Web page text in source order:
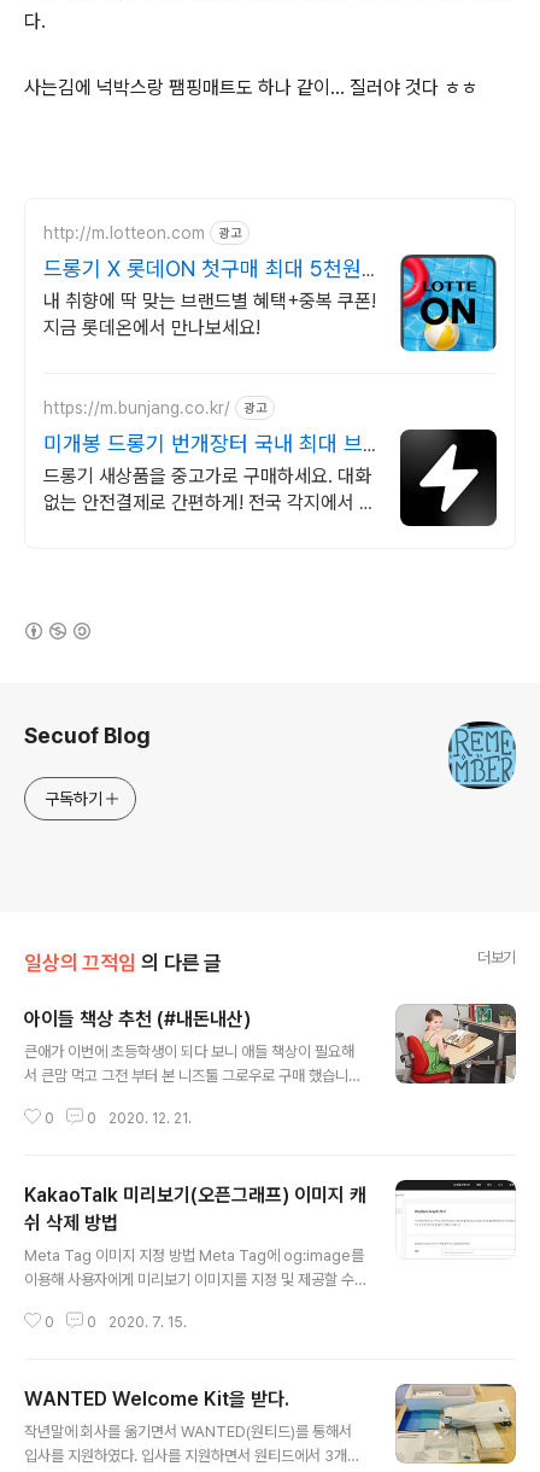
다.
사는김에 넉박스랑 팸핑매트도 하나 같이... 질러야 것다 ㅎㅎ
http://m.lotteon.com 광고
드롱기 X 롯데ON 첫구매 최대 5천원
혜택!
내 취향에 딱 맞는 브랜드별 혜택+중복 쿠폰!
지금 롯데온에서 만나보세요!
https://m.bunjang.co.kr/ 광고
미개봉 드롱기 번개장터 국내 최대 브
랜드 중고거래
드롱기 새상품을 중고가로 구매하세요. 대화
없는 안전결제로 간편하게! 전국 각지에서 올
Secuof Blog
구독하기
일상의 끄적임 의 다른 글 더보기
아이들 책상 추천 (#내돈내산)
큰애가 이번에 초등학생이 되다 보니 애들 책상이 필요해
서 큰맘 먹고 그전 부터 본 니즈툴 그로우로 구매 했습니다.
에 있어서 앉아서 사용할수 있는 부분을 모두 조정이 가능
조정이 잘되는 책상을 사주고 싶어서 애들 태어나기 전부
터 내가 가지고 싶어한 책상이었네요... ㅠㅜ 전 못사고 애
들에게.... 다른 비슷한 각도조절 되는 제품을들 봤는데 니
즈툴 그로우를 예전부터 맘에 두고 있었던 저에게는 성에
을때 발바닥이 평평하게 딛을수 있고 의자에 앉게 되면 자
0 0 2020. 12. 21.
KakaoTalk 미리보기(오픈그래프) 이미지 캐
쉬 삭제 방법
Meta Tag 이미지 지정 방법 Meta Tag에 og:image를
이용해 사용자에게 미리보기 이미지를 지정 및 제공할 수
a Tag의 og:image 정보이다. meta content="//t1.ka
기(오픈그래프 OG) 이미지 Cache 삭제 방법 최근 사내
에서 개발자가 테스트 도중 og:image를 바꿨는데도 불구
하고 카카오톡에서 cache가 삭제 되지 않아서 실제 테스
0 0 2020. 7. 15.
WANTED Welcome Kit을 받다.
작년말에 회사를 옮기면서 WANTED(원티드)를 통해서
입사를 지원하였다. 입사를 지원하면서 원티드에서 3개월